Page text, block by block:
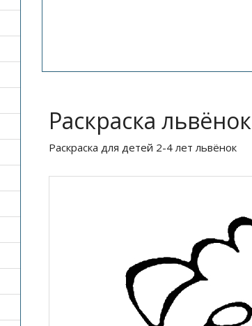
Раскраска львёнок
Раскраска для детей 2-4 лет львёнок